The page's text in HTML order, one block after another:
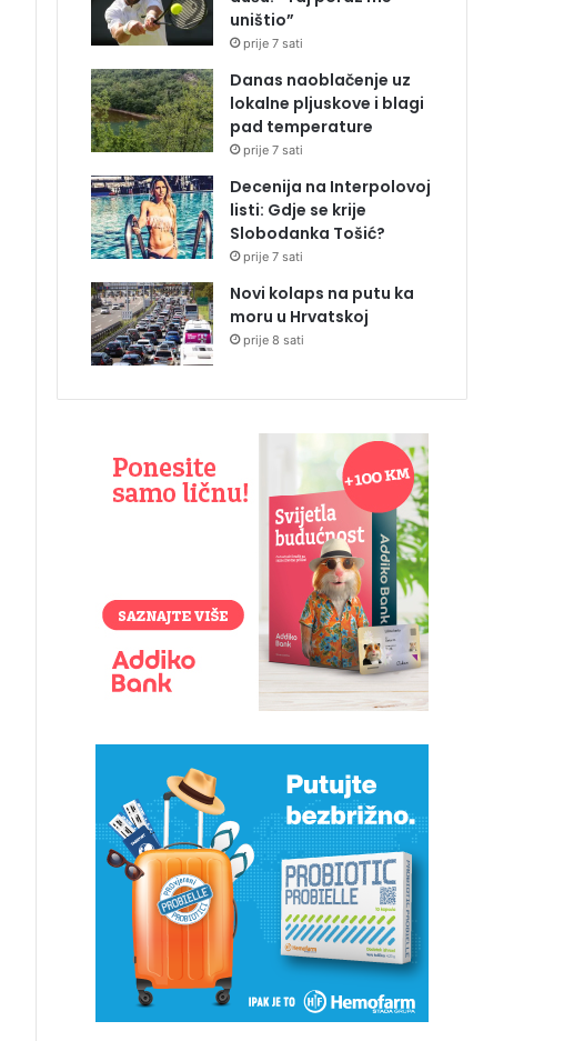
uništio”
prije 7 sati
Danas naoblačenje uz
lokalne pljuskove i blagi
pad temperature
prije 7 sati
Decenija na Interpolovoj
listi: Gdje se krije
Slobodanka Tošić?
prije 7 sati
Novi kolaps na putu ka
moru u Hrvatskoj
prije 8 sati